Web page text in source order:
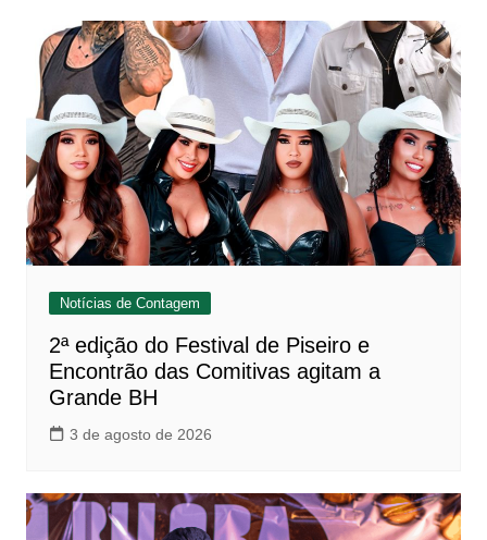
Notícias de Contagem
2ª edição do Festival de Piseiro e
Encontrão das Comitivas agitam a
Grande BH
3 de agosto de 2026